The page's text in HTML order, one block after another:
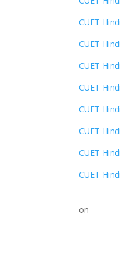
CUET
CUET
CUET
CUET
CUET
CUET
CUET
CUET
on